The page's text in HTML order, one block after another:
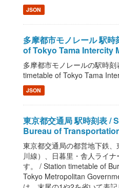
JSON
多摩都市モノレール 駅
of Tokyo Tama Intercity
多摩都市モノレールの駅時
timetable of Tokyo Tama
JSON
東京都交通局 駅時刻表 /
Bureau of
東京都交通局の都営地下鉄
川線）、日暮里・舎人ライ
す。 / Station timetable of
Tokyo Metropolitan